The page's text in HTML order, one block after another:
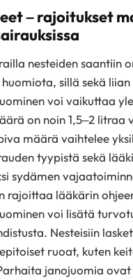
– rajoitukset
nesteiden saantiin
sillä sekä
voi vaikuttaa
on noin 1,5–2 litraa
määrä vaihtelee
tyypistä sekä
sydämen
rajoittaa lääkärin
voi lisätä
Nesteisiin
ruoat, kuten
janojuomia ovat